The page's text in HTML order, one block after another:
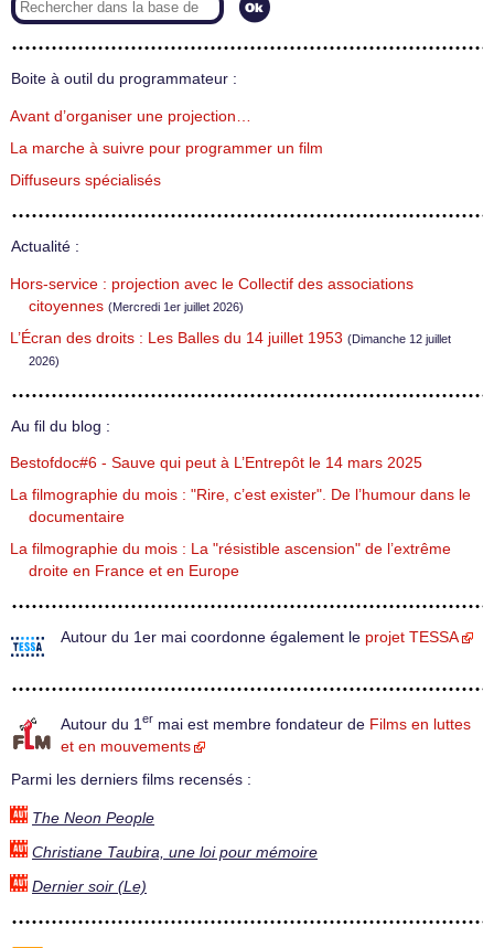
Boite à outil du programmateur :
Avant d’organiser une projection…
La marche à suivre pour programmer un film
Diffuseurs spécialisés
Actualité :
Hors-service : projection avec le Collectif des associations
citoyennes (Mercredi 1er juillet 2026)
L’Écran des droits : Les Balles du 14 juillet 1953 (Dimanche 12 juillet
2026)
Au fil du blog :
Bestofdoc#6 - Sauve qui peut à L’Entrepôt le 14 mars 2025
La filmographie du mois : "Rire, c’est exister". De l’humour dans le
documentaire
La filmographie du mois : La "résistible ascension" de l’extrême
droite en France et en Europe
Autour du 1er mai coordonne également le projet TESSA
Autour du 1 er mai est membre fondateur de Films en luttes
et en mouvements
Parmi les derniers films recensés :
The Neon People
Christiane Taubira, une loi pour mémoire
Dernier soir (Le)